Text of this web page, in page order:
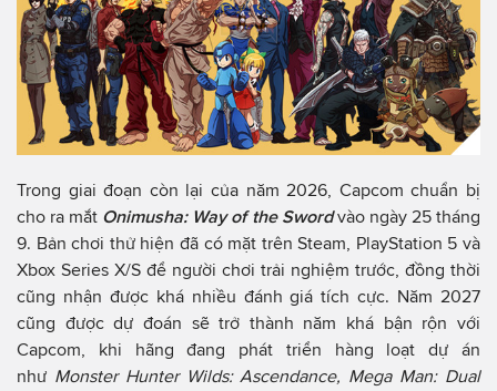
Trong giai đoạn còn lại của năm 2026, Capcom chuẩn bị
cho ra mắt Onimusha: Way of the Swordvào ngày 25 tháng
9. Bản chơi thử hiện đã có mặt trên Steam, PlayStation 5 và
Xbox Series X/S để người chơi trải nghiệm trước, đồng thời
cũng nhận được khá nhiều đánh giá tích cực. Năm 2027
cũng được dự đoán sẽ trở thành năm khá bận rộn với
Capcom, khi hãng đang phát triển hàng loạt dự án
như Monster Hunter Wilds: Ascendance, Mega Man: Dual